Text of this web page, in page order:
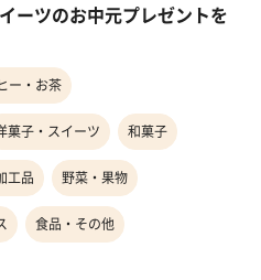
ーツのお中元プレゼントを
ー・お茶
菓子・スイーツ 和菓子
工品 野菜・果物
食品・その他